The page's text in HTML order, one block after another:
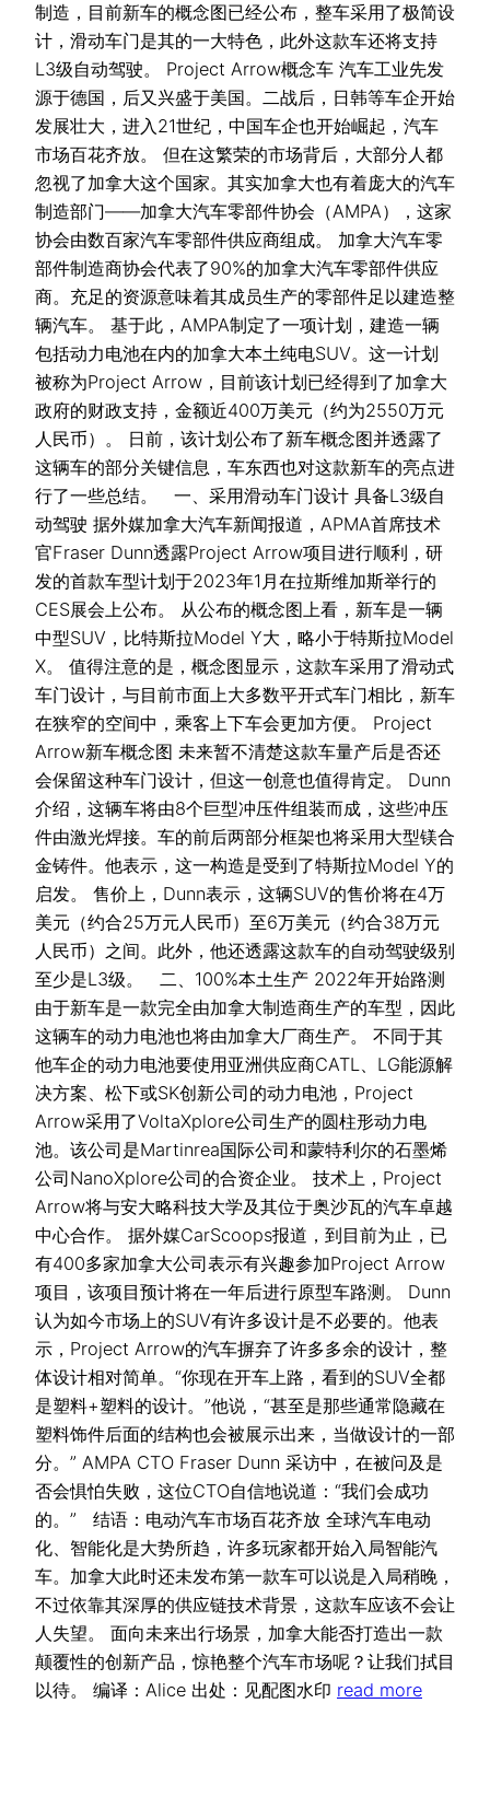
制造，目前新车的概念图已经公布，整车采用了极简设
计，滑动车门是其的一大特色，此外这款车还将支持
L3级自动驾驶。 Project Arrow概念车 汽车工业先发
源于德国，后又兴盛于美国。二战后，日韩等车企开始
发展壮大，进入21世纪，中国车企也开始崛起，汽车
市场百花齐放。 但在这繁荣的市场背后，大部分人都
忽视了加拿大这个国家。其实加拿大也有着庞大的汽车
制造部门——加拿大汽车零部件协会（AMPA），这家
协会由数百家汽车零部件供应商组成。 加拿大汽车零
部件制造商协会代表了90%的加拿大汽车零部件供应
商。充足的资源意味着其成员生产的零部件足以建造整
辆汽车。 基于此，AMPA制定了一项计划，建造一辆
包括动力电池在内的加拿大本土纯电SUV。这一计划
被称为Project Arrow，目前该计划已经得到了加拿大
政府的财政支持，金额近400万美元（约为2550万元
人民币）。 日前，该计划公布了新车概念图并透露了
这辆车的部分关键信息，车东西也对这款新车的亮点进
行了一些总结。 一、采用滑动车门设计 具备L3级自
动驾驶 据外媒加拿大汽车新闻报道，APMA首席技术
官Fraser Dunn透露Project Arrow项目进行顺利，研
发的首款车型计划于2023年1月在拉斯维加斯举行的
CES展会上公布。 从公布的概念图上看，新车是一辆
中型SUV，比特斯拉Model Y大，略小于特斯拉Model
X。 值得注意的是，概念图显示，这款车采用了滑动式
车门设计，与目前市面上大多数平开式车门相比，新车
在狭窄的空间中，乘客上下车会更加方便。 Project
Arrow新车概念图 未来暂不清楚这款车量产后是否还
会保留这种车门设计，但这一创意也值得肯定。 Dunn
介绍，这辆车将由8个巨型冲压件组装而成，这些冲压
件由激光焊接。车的前后两部分框架也将采用大型镁合
金铸件。他表示，这一构造是受到了特斯拉Model Y的
启发。 售价上，Dunn表示，这辆SUV的售价将在4万
美元（约合25万元人民币）至6万美元（约合38万元
人民币）之间。此外，他还透露这款车的自动驾驶级别
至少是L3级。 二、100%本土生产 2022年开始路测
由于新车是一款完全由加拿大制造商生产的车型，因此
这辆车的动力电池也将由加拿大厂商生产。 不同于其
他车企的动力电池要使用亚洲供应商CATL、LG能源解
决方案、松下或SK创新公司的动力电池，Project
Arrow采用了VoltaXplore公司生产的圆柱形动力电
池。该公司是Martinrea国际公司和蒙特利尔的石墨烯
公司NanoXplore公司的合资企业。 技术上，Project
Arrow将与安大略科技大学及其位于奥沙瓦的汽车卓越
中心合作。 据外媒CarScoops报道，到目前为止，已
有400多家加拿大公司表示有兴趣参加Project Arrow
项目，该项目预计将在一年后进行原型车路测。 Dunn
认为如今市场上的SUV有许多设计是不必要的。他表
示，Project Arrow的汽车摒弃了许多多余的设计，整
体设计相对简单。“你现在开车上路，看到的SUV全都
是塑料+塑料的设计。”他说，“甚至是那些通常隐藏在
塑料饰件后面的结构也会被展示出来，当做设计的一部
分。” AMPA CTO Fraser Dunn 采访中，在被问及是
否会惧怕失败，这位CTO自信地说道：“我们会成功
的。” 结语：电动汽车市场百花齐放 全球汽车电动
化、智能化是大势所趋，许多玩家都开始入局智能汽
车。加拿大此时还未发布第一款车可以说是入局稍晚，
不过依靠其深厚的供应链技术背景，这款车应该不会让
人失望。 面向未来出行场景，加拿大能否打造出一款
颠覆性的创新产品，惊艳整个汽车市场呢？让我们拭目
以待。 编译：Alice 出处：见配图水印 read more